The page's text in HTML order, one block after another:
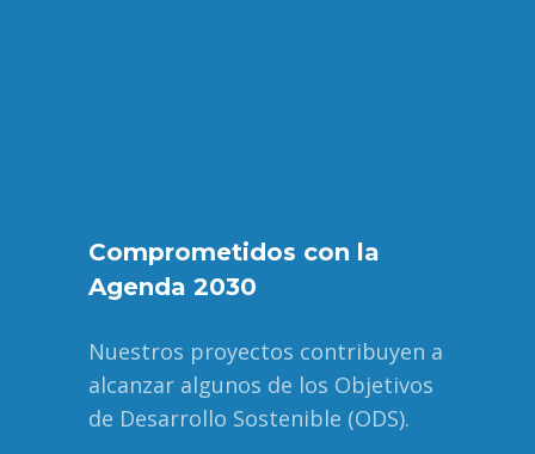
Comprometidos con la
Agenda 2030
Nuestros proyectos contribuyen a
alcanzar algunos de los Objetivos
de Desarrollo Sostenible (ODS).